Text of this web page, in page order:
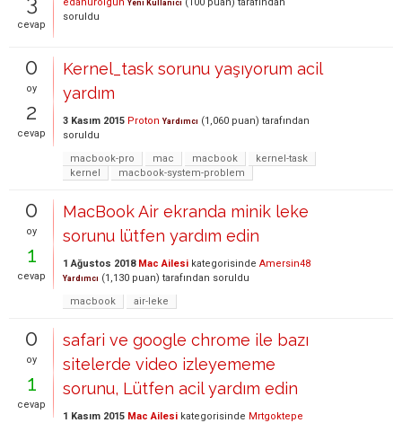
cevap
Yeni Kullanıcı
soruldu
0
oy
2
cevap
Kernel_task sorunu yaşıyorum acil
yardım
3 Kasım 2015 Proton Yardımcı (1,060 puan) tarafından
soruldu
macbook-pro
mac macbook
kernel-task
kernel
macbook-system-problem
0
oy
1
cevap
MacBook Air ekranda minik leke
sorunu lütfen yardım edin
1 Ağustos 2018 Mac Ailesi kategorisinde Amersin48
Yardımcı (1,130 puan) tarafından soruldu
macbook
air-leke
0
oy
1
cevap
safari ve google chrome ile bazı
sitelerde video izleyememe
sorunu, Lütfen acil yardım edin
1 Kasım 2015 Mac Ailesi kategorisinde Mrtgoktepe